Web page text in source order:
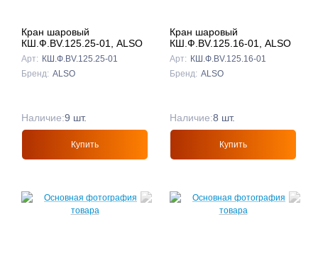
Кран шаровый
КШ.Ф.BV.125.25-01, ALSO
Арт: КШ.Ф.BV.125.25-01
Бренд: ALSO
Наличие:9 шт.
Купить
Кран шаровый
КШ.Ф.BV.125.16-01, ALSO
Арт: КШ.Ф.BV.125.16-01
Бренд: ALSO
Наличие:8 шт.
Купить